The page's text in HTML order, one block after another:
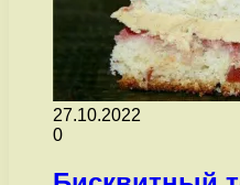
27.10.2022
0